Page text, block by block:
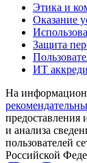
Этика и
Оказание
Защита
ИТ
На
предоставления
и анализа
пользователей
Российской